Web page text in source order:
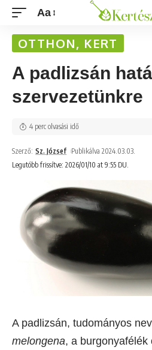
Aa
OTTHON, KERT
A padlizsán
szervezetünkre
Legutóbb frissítve: 2026/01/10 at 9:55 DU.
Szerző: Sz. József Publikálva 2024.03.03.
4 perc olvasási idő
A padlizsán, tudományos
melongena, a burgonyafélék